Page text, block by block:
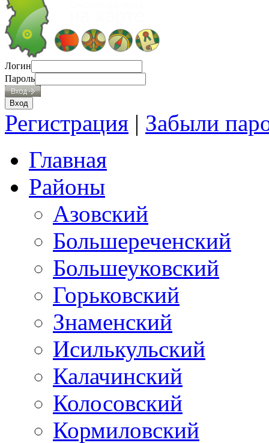
Логин
Пароль
Регистрация | Забыли
Главная
Районы
Азовский
Большереченский
Большеуковский
Горьковский
Знаменский
Исилькульский
Калачинский
Колосовский
Кормиловский